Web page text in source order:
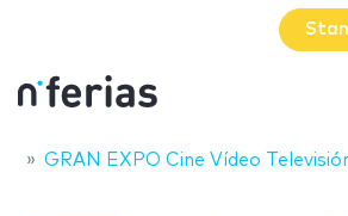
GRAN EXPO Cine Vídeo